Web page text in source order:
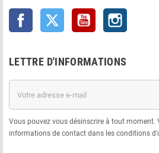
Facebook Twitter YouTube
LETTRE D'INFORMATIONS
Vous pouvez vous désinscrire à tout moment.
informations de contact dans les conditions